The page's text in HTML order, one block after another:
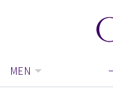
MEN